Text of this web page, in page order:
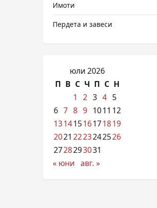
Имоти
Пердета и завеси
юли 2026
П В С Ч П С Н
1
2 3 4 5
6 7 8 9 1011 12
13141516171819
2021 2223242526
2728293031
« юни авг. »